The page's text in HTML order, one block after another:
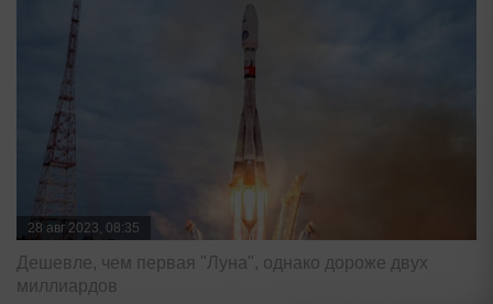
28 авг 2023, 08:35
Дешевле, чем первая "Луна", однако дороже двух
миллиардов